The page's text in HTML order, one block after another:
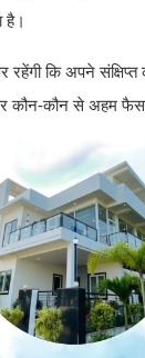
है।
कि अपने संक्षिप्त
कौन-कौन से अहम